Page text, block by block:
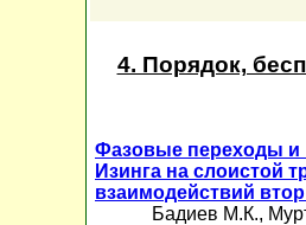
4. Порядок,
Фазовые переходы и
Изинга на слоистой
взаимодействий
Бадиев М.К.,